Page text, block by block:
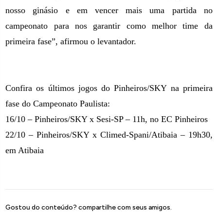
nosso ginásio e em vencer mais uma partida no
campeonato para nos garantir como melhor time da
primeira fase”, afirmou o levantador.
Confira os últimos jogos do Pinheiros/SKY na primeira
fase do Campeonato Paulista:
16/10 – Pinheiros/SKY x Sesi-SP – 11h, no EC Pinheiros
22/10 – Pinheiros/SKY x Climed-Spani/Atibaia – 19h30,
em Atibaia
Gostou do conteúdo? compartilhe com seus amigos.